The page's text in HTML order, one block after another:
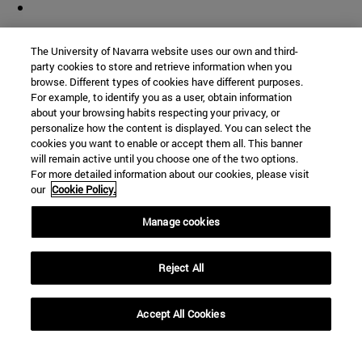
© Universidad de Navarra
Información legal
Accesibilidad
Configuración de cookies
Localizador de campus
The University of Navarra website uses our own and third-
party cookies to store and retrieve information when you
browse. Different types of cookies have different purposes.
For example, to identify you as a user, obtain information
about your browsing habits respecting your privacy, or
personalize how the content is displayed. You can select the
cookies you want to enable or accept them all. This banner
will remain active until you choose one of the two options.
For more detailed information about our cookies, please visit
our Cookie Policy.
Manage cookies
Reject All
Accept All Cookies